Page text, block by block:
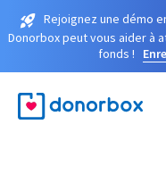
Rejoignez une démo
Donorbox peut vous aider à
fonds !